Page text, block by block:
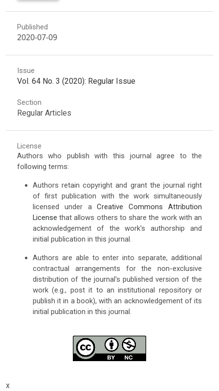
Published
2020-07-09
Issue
Vol. 64 No. 3 (2020): Regular Issue
Section
Regular Articles
License
Authors who publish with this journal agree to the
following terms:
Authors retain copyright and grant the journal right
of first publication with the work simultaneously
licensed under aCreative Commons Attribution
License that allows others to share the work with an
acknowledgement of the work's authorship and
initial publication in this journal.
Authors are able to enter into separate, additional
contractual arrangements for the non-exclusive
distribution of the journal's published version of the
work (e.g., post it to an institutional repository or
publish it in a book), with an acknowledgement of its
initial publication in this journal.
x